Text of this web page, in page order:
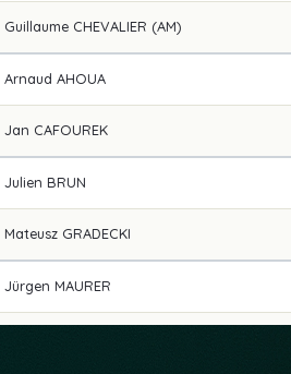
Guillaume CHEVALIER (AM)
Arnaud AHOUA
Jan CAFOUREK
Julien BRUN
Mateusz GRADECKI
Jürgen MAURER